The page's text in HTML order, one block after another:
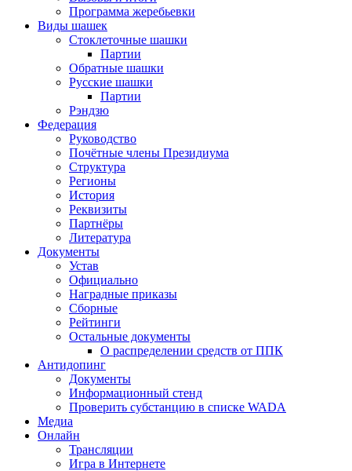
Программа жеребьевки
Виды шашек
Стоклеточные шашки
Партии
Обратные шашки
Русские шашки
Партии
Рэндзю
Федерация
Руководство
Почётные члены Президиума
Структура
Регионы
История
Реквизиты
Партнёры
Литература
Документы
Устав
Официально
Наградные приказы
Сборные
Рейтинги
Остальные документы
О распределении средств от ППК
Антидопинг
Документы
Информационный стенд
Проверить субстанцию в списке WADA
Медиа
Онлайн
Трансляции
Игра в Интернете